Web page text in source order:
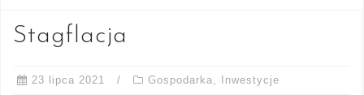
Stagflacja
23 lipca 2021 Gospodarka Inwestycje